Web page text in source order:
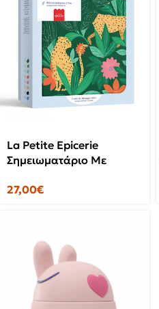
La Petite Epicerie
Σημειωματάριο Με
Leaping Leopards
27,00€